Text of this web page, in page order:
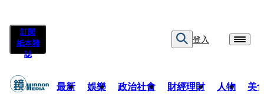
訂閱
紙本雜
誌
登入
最新 娛樂 政治社會 財經理財 人物 美